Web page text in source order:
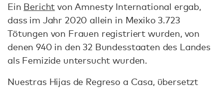
Ein Bericht von Amnesty International ergab,
dass im Jahr 2020 allein in Mexiko 3.723
Tötungen von Frauen registriert wurden, von
denen 940 in den 32 Bundesstaaten des Landes
als Femizide untersucht wurden.
Nuestras Hijas de Regreso a Casa, übersetzt